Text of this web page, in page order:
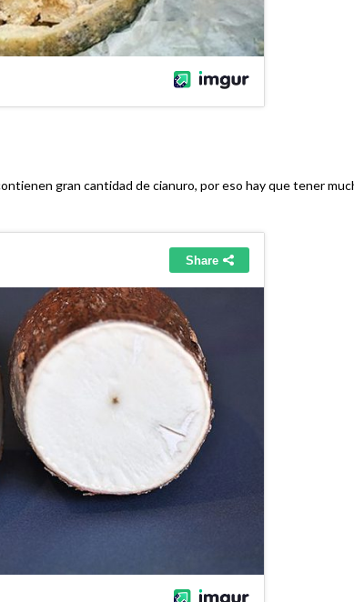
gran cantidad de cianuro, por eso hay que tener